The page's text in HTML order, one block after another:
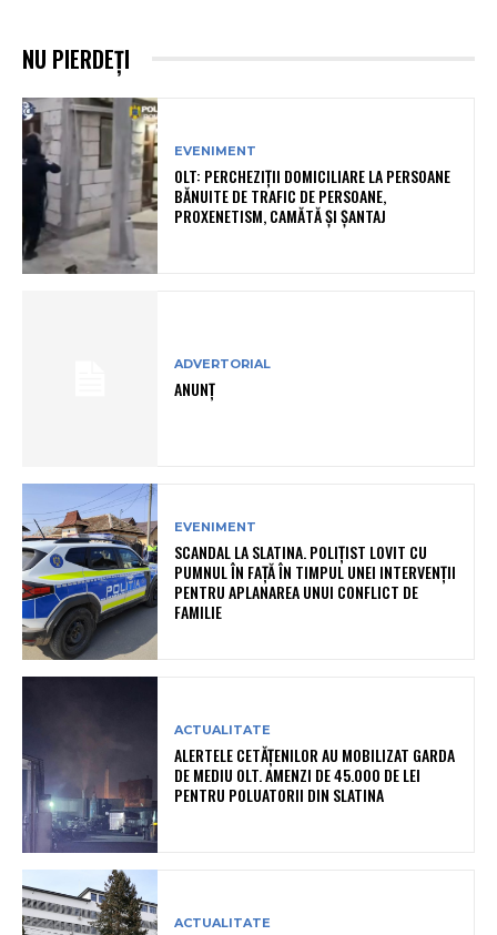
NU PIERDEȚI
EVENIMENT
OLT: PERCHEZIŢII DOMICILIARE LA PERSOANE
BĂNUITE DE TRAFIC DE PERSOANE,
PROXENETISM, CAMĂTĂ ŞI ŞANTAJ
ADVERTORIAL
ANUNȚ
EVENIMENT
SCANDAL LA SLATINA. POLIȚIST LOVIT CU
PUMNUL ÎN FAȚĂ ÎN TIMPUL UNEI INTERVENȚII
PENTRU APLANAREA UNUI CONFLICT DE
FAMILIE
ACTUALITATE
ALERTELE CETĂȚENILOR AU MOBILIZAT GARDA
DE MEDIU OLT. AMENZI DE 45.000 DE LEI
PENTRU POLUATORII DIN SLATINA
ACTUALITATE